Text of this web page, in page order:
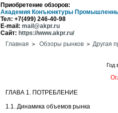
Приобретение обзоров:
Академия Конъюнктуры
Тел: +7(499) 246-40-98
E-mail: mail@akpr.ru
Сайт: https://www.akpr.ru/
Главная > Обзоры рынков > Другая
Год
ГЛАВА 1. ПОТРЕБЛЕНИЕ
1.1. Динамика объемов рынка